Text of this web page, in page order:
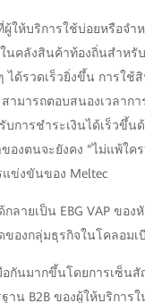
ให้บริการใช้บ่อยหรือจำ
ในคลังสินค้าท้องถิ่นสำหรั
ได้รวดเร็วยิ่งขึ้น การใช้
ามารถตอบสนองเวลากา
การชำระเงินได้เร็วขึ้น
องตนจะยังคง “ไม่แพ้ใค
ข่งขันของ Meltec
ลายเป็น EBG VAP ของ
องกลุ่มธุรกิจในโคลอมเ
อกันมากขึ้นโดยการเซ็น
น B2B ของผู้ให้บริการ